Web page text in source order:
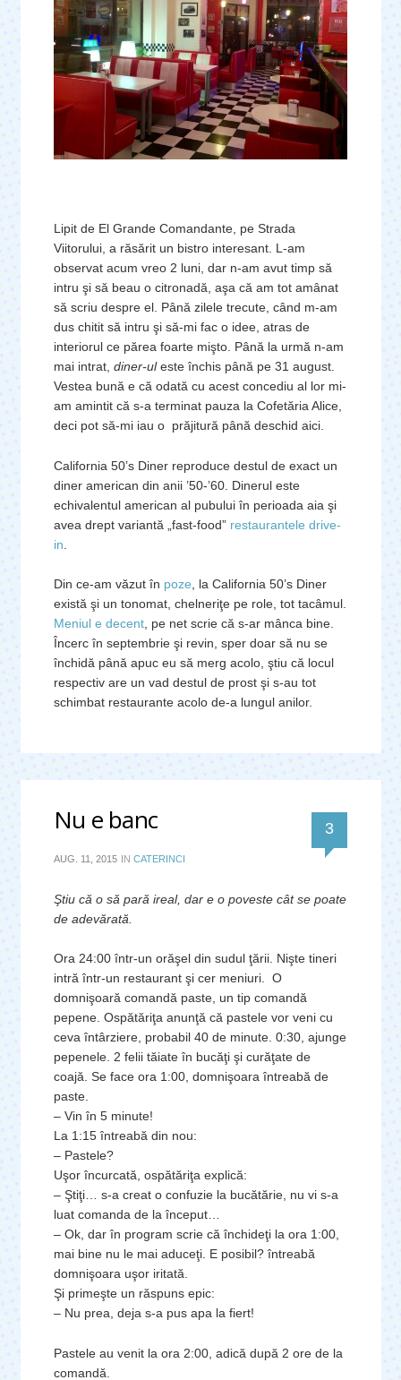
Lipit de El Grande Comandante, pe Strada
Viitorului, a răsărit un bistro interesant. L-am
observat acum vreo 2 luni, dar n-am avut timp să
intru şi să beau o citronadă, aşa că am tot amânat
să scriu despre el. Până zilele trecute, când m-am
dus chitit să intru şi să-mi fac o idee, atras de
interiorul ce părea foarte mişto. Până la urmă n-am
mai intrat, diner-ul este închis până pe 31 august.
Vestea bună e că odată cu acest concediu al lor mi-
am amintit că s-a terminat pauza la Cofetăria Alice,
deci pot să-mi iau o prăjitură până deschid aici.
California 50’s Diner reproduce destul de exact un
diner american din anii ’50-’60. Dinerul este
echivalentul american al pubului în perioada aia şi
avea drept variantă „fast-food” restaurantele drive-
in
Din ce-am văzut în poze, la California 50’s Diner
există şi un tonomat, chelneriţe pe role, tot tacâmul.
Meniul e decent, pe net scrie că s-ar mânca bine.
Încerc în septembrie şi revin, sper doar să nu se
închidă până apuc eu să merg acolo, ştiu că locul
respectiv are un vad destul de prost şi s-au tot
schimbat restaurante acolo de-a lungul anilor.
Nu e banc 3
AUG. 11, 2015 IN CATERINCI
Ştiu că o să pară ireal, dar e o poveste cât se poate
de adevărată.
Ora 24:00 într-un orăşel din sudul ţării. Nişte tineri
intră într-un restaurant şi cer meniuri. O
domnişoară comandă paste, un tip comandă
pepene. Ospătăriţa anunţă că pastele vor veni cu
ceva întârziere, probabil 40 de minute. 0:30, ajunge
pepenele. 2 felii tăiate în bucăţi şi curăţate de
coajă. Se face ora 1:00, domnişoara întreabă de
paste.
– Vin în 5 minute!
La 1:15 întreabă din nou:
– Pastele?
Uşor încurcată, ospătăriţa explică:
– Ştiţi… s-a creat o confuzie la bucătărie, nu vi s-a
luat comanda de la început…
– Ok, dar în program scrie că închideţi la ora 1:00,
mai bine nu le mai aduceţi. E posibil? întreabă
domnişoara uşor iritată.
Şi primeşte un răspuns epic:
– Nu prea, deja s-a pus apa la fiert!
Pastele au venit la ora 2:00, adică după 2 ore de la
comandă.